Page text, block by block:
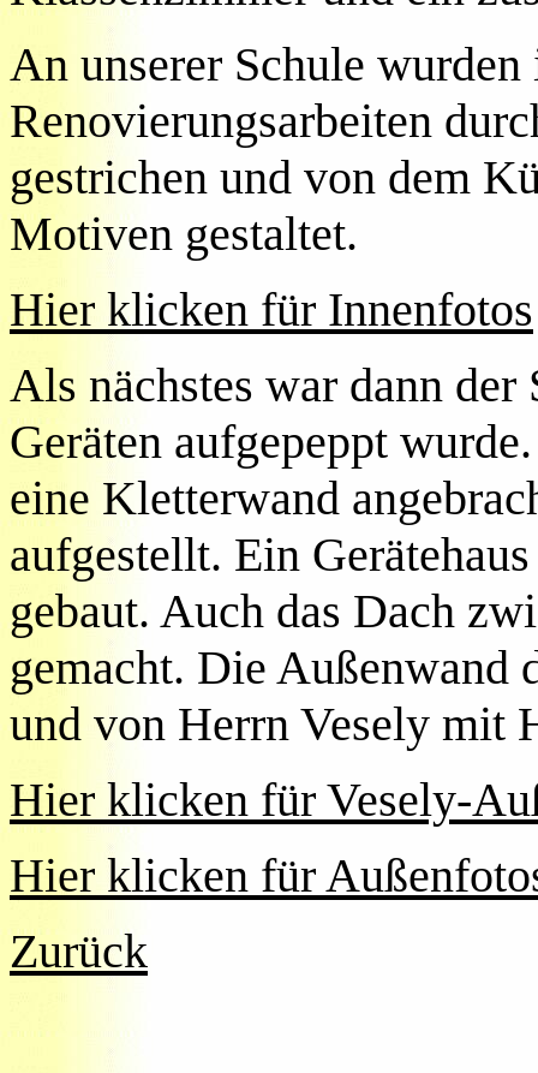
An unserer Schule
Renovierungsarbeiten
gestrichen und von dem
Motiven gestaltet.
Hier klicken für Innenfotos
Als nächstes war dann
Geräten aufgepeppt
eine Kletterwand
aufgestellt. Ein
gebaut. Auch das Dach
gemacht. Die Außenwand
und von Herrn Vesely mit
Hier klicken für Vesely-
Hier klicken für
Zurück